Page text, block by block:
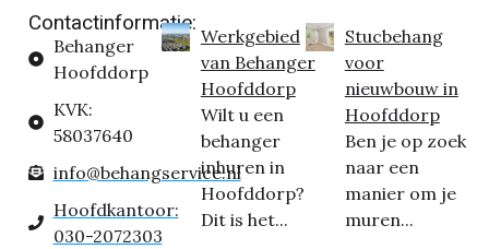
Contactinformatie:
Behanger
Hoofddorp
KVK:
58037640
info@behangservice.nl
Hoofdkantoor:
030-2072303
Werkgebied
van Behanger
Hoofddorp
Wilt u een
behanger
inhuren in
Hoofddorp?
Dit is het...
Stucbehang
voor
nieuwbouw in
Hoofddorp
Ben je op zoek
naar een
manier om je
muren...